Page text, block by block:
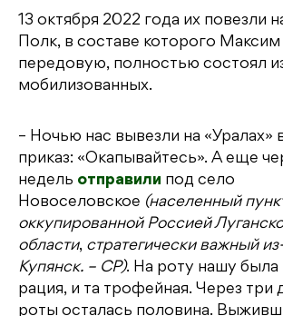
13 октября 2022 года их повезли
Полк, в составе которого Максим
передовую, полностью состоял
мобилизованных.
– Ночью нас вывезли на «Уралах»
приказ: «Окапывайтесь». А еще
недель отправили под село
Новоселовское (населенный
оккупированной Россией
области, стратегически важный
Купянск. – СР). На роту нашу была
рация, и та трофейная. Через три
роты осталась половина.